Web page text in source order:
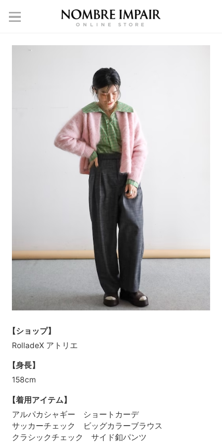
【ショップ】
RolladeX アトリエ
【身長】
158cm
【着用アイテム】
アルパカシャギー ショートカーデ
サッカーチェック ビッグカラーブラウス
クラシックチェック サイド釦パンツ